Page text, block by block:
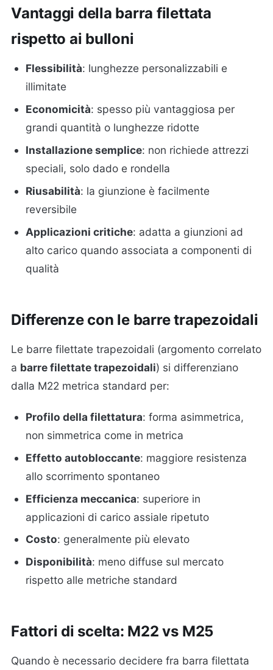
Vantaggi della barra filettata
rispetto ai bulloni
Flessibilità: lunghezze personalizzabili e
illimitate
Economicità: spesso più vantaggiosa per
grandi quantità o lunghezze ridotte
Installazione semplice: non richiede attrezzi
speciali, solo dado e rondella
Riusabilità: la giunzione è facilmente
reversibile
Applicazioni critiche: adatta a giunzioni ad
alto carico quando associata a componenti di
qualità
Differenze con le barre trapezoidali
Le barre filettate trapezoidali (argomento correlato
a barre filettate trapezoidali) si differenziano
dalla M22 metrica standard per:
Profilo della filettatura: forma asimmetrica,
non simmetrica come in metrica
Effetto autobloccante: maggiore resistenza
allo scorrimento spontaneo
Efficienza meccanica: superiore in
applicazioni di carico assiale ripetuto
Costo: generalmente più elevato
Disponibilità: meno diffuse sul mercato
rispetto alle metriche standard
Fattori di scelta: M22 vs M25
Quando è necessario decidere fra barra filettata